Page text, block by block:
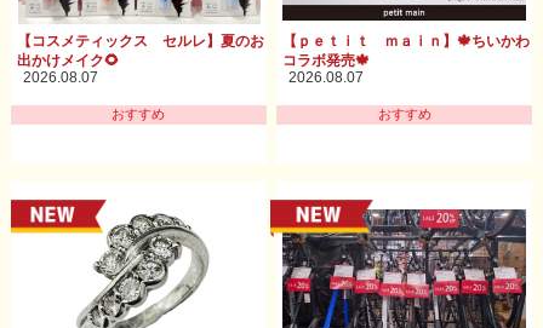
【コスメティックス セルレ】夏のお
出かけメイク🌻
2026.08.07
おすすめ
【ｐｅｔｉｔ ｍａｉｎ】🍁ちいかわ
コラボ発売🍁
2026.08.07
おすすめ